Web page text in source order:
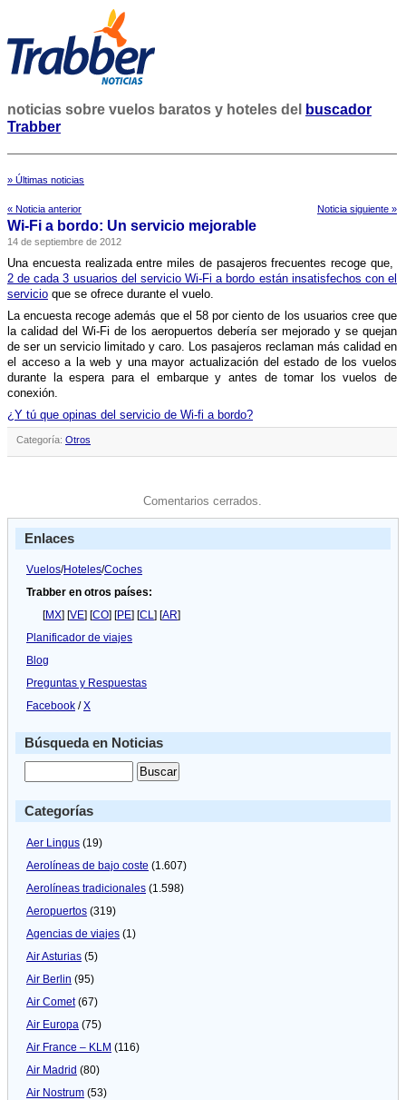
noticias sobre vuelos baratos y hoteles del
buscador
Trabber
» Últimas noticias
« Noticia anterior Noticia siguiente »
Wi-Fi a bordo: Un servicio mejorable
14 de septiembre de 2012
Una encuesta realizada entre miles de pasajeros frecuentes recoge que,
2 de cada 3 usuarios del servicio Wi-Fi a bordo están insatisfechos con el
servicio que se ofrece durante el vuelo.
La encuesta recoge además que el 58 por ciento de los usuarios cree que
la calidad del Wi-Fi de los aeropuertos deberí­a ser mejorado y se quejan
de ser un servicio limitado y caro. Los pasajeros reclaman más calidad en
el acceso a la web y una mayor actualización del estado de los vuelos
durante la espera para el embarque y antes de tomar los vuelos de
conexión.
¿Y tú que opinas del servicio de Wi-fi a bordo?
Categoría: Otros
Comentarios cerrados.
Enlaces
Vuelos/Hoteles/Coches
Trabber en otros países:
[MX] [VE] [CO] [PE] [CL] [AR]
Planificador de viajes
Blog
Preguntas y Respuestas
Facebook /X
Búsqueda en Noticias
Categorías
Aer Lingus (19)
Aerolíneas de bajo coste (1.607)
Aerolíneas tradicionales (1.598)
Aeropuertos (319)
Agencias de viajes (1)
Air Asturias (5)
Air Berlin (95)
Air Comet(67)
Air Europa (75)
Air France – KLM (116)
Air Madrid (80)
Air Nostrum (53)